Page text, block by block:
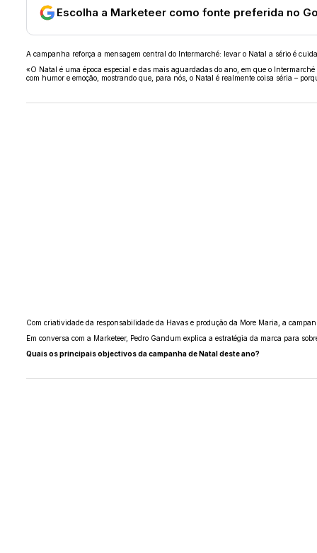
Escolha a Marketeer como fonte preferida no
A campanha reforça a mensagem central do Intermarché: levar o Natal a sério é
«O Natal é uma época especial e das mais aguardadas do ano, em que o
com humor e emoção, mostrando que, para nós, o Natal é realmente coisa séria –
Com criatividade da responsabilidade da Havas e produção da More Maria, a
Em conversa com a Marketeer, Pedro Gandum explica a estratégia da marca para
Quais os principais objectivos da campanha de Natal deste ano?